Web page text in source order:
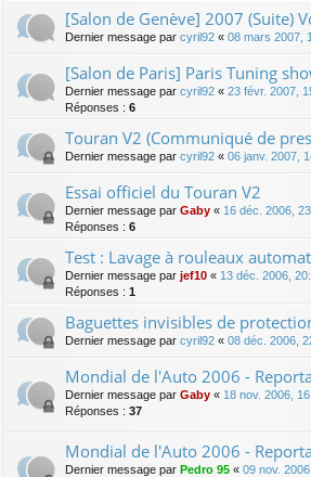
[Salon de Genève] 2007 (Suite)
Dernier message par cyril92 « 08 mars 2007,
[Salon de Paris] Paris Tuning
Dernier message par cyril92 « 23 févr. 2007,
Réponses : 6
Touran V2 (Communiqué de
Dernier message par cyril92 « 06 janv. 2007,
Essai officiel du Touran V2
Dernier message par Gaby « 16 déc. 2006,
Réponses : 6
Test : Lavage à rouleaux
Dernier message par jef10 « 13 déc. 2006,
Réponses : 1
Baguettes invisibles de
Dernier message par cyril92 « 08 déc. 2006,
Mondial de l'Auto 2006 -
Dernier message par Gaby « 18 nov. 2006,
Réponses : 37
Mondial de l'Auto 2006 -
Dernier message par Pedro 95 « 09 nov.